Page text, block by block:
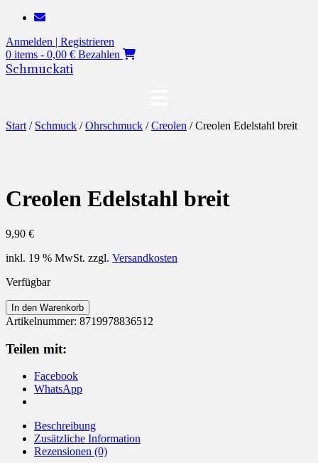
Zum
springen
Anmelden | Registrieren
0 items - 0,00 € Bezahlen
Schmuckati
Start / Schmuck /Ohrschmuck /Creolen / Creolen Edelstahl breit
Creolen Edelstahl breit
9,90 €
inkl. 19 % MwSt. zzgl. Versandkosten
Verfügbar
Creolen
Edelstahl
Menge
In den Warenkorb
Artikelnummer: 8719978836512
Teilen mit:
Facebook
WhatsApp
Beschreibung
Zusätzliche Information
Rezensionen (0)